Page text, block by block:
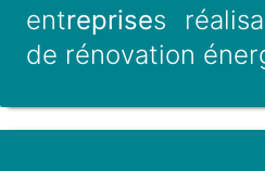
entreprises
de rénovation